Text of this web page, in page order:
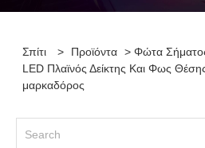
Σπίτι > Προϊόντα >Φώτα
LED Πλαϊνός Δείκτης Και Φως
μαρκαδόρος